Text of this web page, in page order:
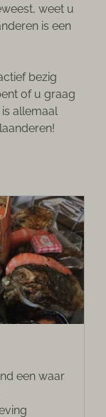
weet u
is een
bezig
of u graag
allemaal
een waar